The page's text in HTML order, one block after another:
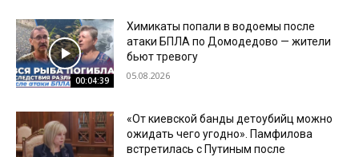
00:04:39
Химикаты попали в водоемы после
атаки БПЛА по Домодедово — жители
бьют тревогу
05.08.2026
«От киевской банды детоубийц можно
ожидать чего угодно». Памфилова
встретилась с Путиным после